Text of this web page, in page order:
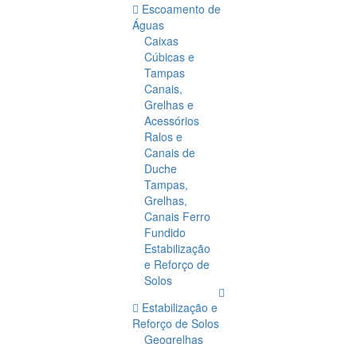
Escoamento de
Águas
Caixas
Cúbicas e
Tampas
Canais,
Grelhas e
Acessórios
Ralos e
Canais de
Duche
Tampas,
Grelhas,
Canais Ferro
Fundido
Estabilização
e Reforço de
Solos
Estabilização e
Reforço de Solos
Geogrelhas